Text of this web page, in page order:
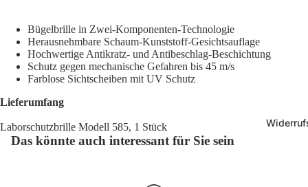
70 x 70
Kryo-
Bügelbrille in Zwei-Komponenten-Technologie
Herausnehmbare Schaum-Kunststoff-Gesichtsauflage
Hochwertige Antikratz- und Antibeschlag-Beschichtung
Schutz gegen mechanische Gefahren bis 45 m/s
Farblose Sichtscheiben mit UV Schutz
Lieferumfang
Laborschutzbrille Modell 585, 1 Stück
Das könnte auch interessant für Sie sein